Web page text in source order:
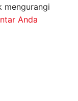
mengurangi
Anda